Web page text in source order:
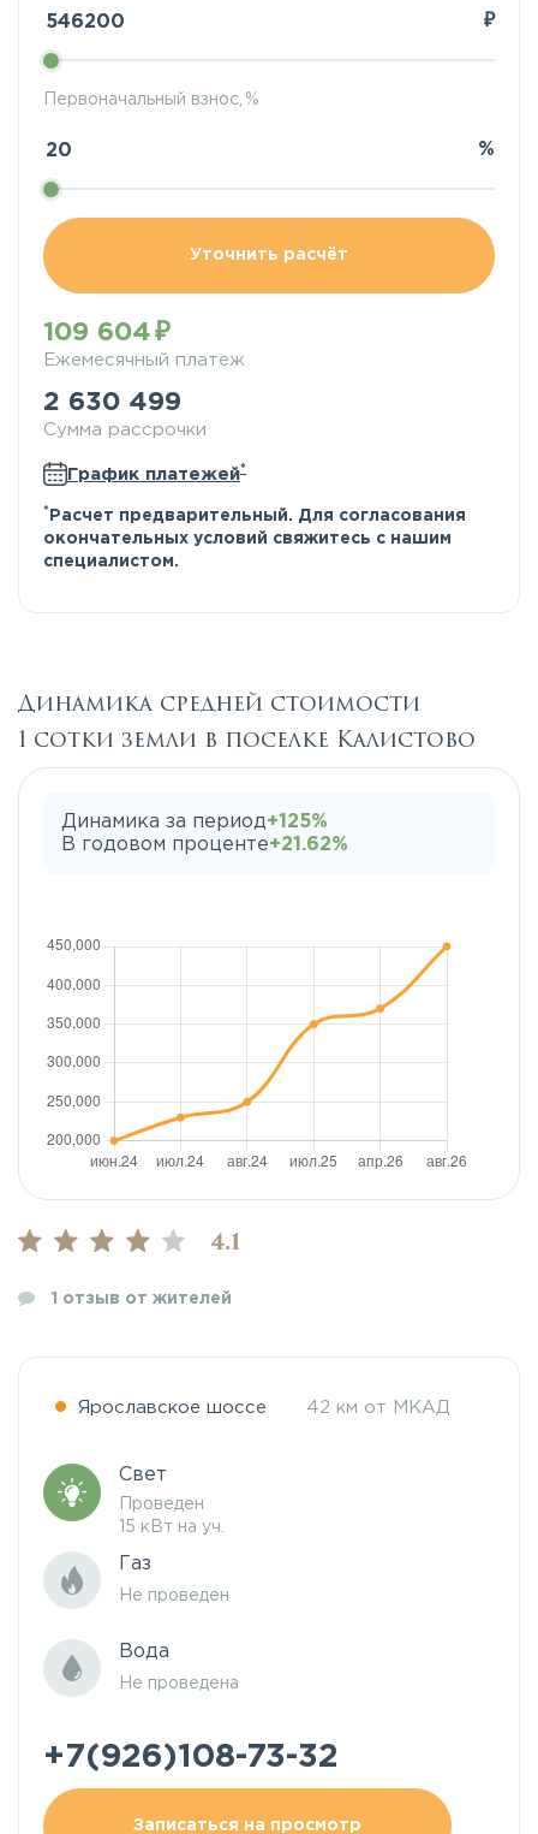
4.1
1 отзыв от жителей
₽
Первоначальный взнос, %
%
Уточнить расчёт
109 604
Ежемесячный платеж
2 630 499
Сумма рассрочки
График платежей*
* Расчет предварительный. Для согласования
окончательных условий свяжитесь с нашим
специалистом.
Динамика средней стоимости
1 сотки земли в поселке Калистово
Динамика за период+125%
В годовом проценте+21.62%
Ярославское шоссе 42 км от МКАД
Свет
Проведен
15 кВт на уч.
Газ
Не проведен
Вода
Не проведена
+7(926)108-73-32
Записаться на просмотр